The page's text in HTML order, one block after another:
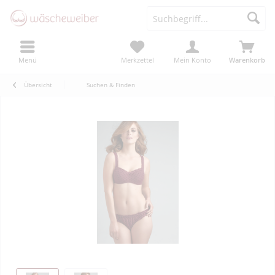
Menü Warenkorb
Merkzettel Mein Konto
Übersicht Suchen & Finden